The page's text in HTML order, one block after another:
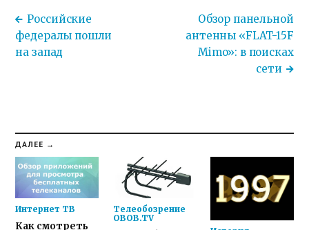
Российские
федералы пошли
на запад
Обзор панельной
антенны «FLAT-15F
Mimo»: в поисках
сети
ДАЛЕЕ →
Интернет ТВ
Как смотреть
Телеобозрение
OBOB.TV